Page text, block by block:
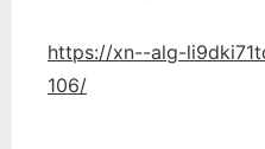
https://xn--alg-
106/